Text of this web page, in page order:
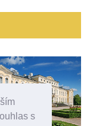
s